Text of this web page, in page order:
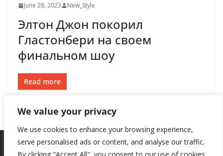
We value your privacy
We use cookies to enhance your browsing experience,
serve personalised ads or content, and analyse our traffic.
June 28, 2023 New_Style
Элтон Джон покорил
Гластонбери на своем
финальном шоу
Read more